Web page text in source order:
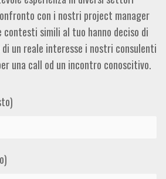
con i nostri project manager
contesti simili al tuo hanno deciso di
un reale interesse i nostri consulenti
una call od un incontro conoscitivo.